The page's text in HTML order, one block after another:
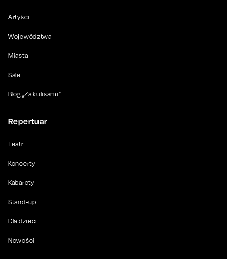
Artyści
Województwa
Miasta
Sale
Blog „Za kulisami”
Repertuar
Teatr
Koncerty
Kabarety
Stand-up
Dla dzieci
Nowości